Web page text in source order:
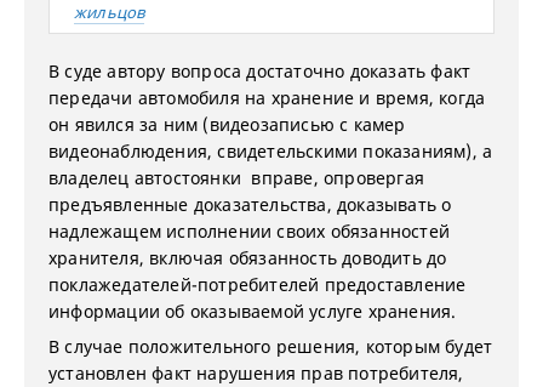
жильцов
В суде автору вопроса достаточно доказать факт
передачи автомобиля на хранение и время, когда
он явился за ним (видеозаписью с камер
видеонаблюдения, свидетельскими показаниям), а
владелец автостоянки вправе, опровергая
предъявленные доказательства, доказывать о
надлежащем исполнении своих обязанностей
хранителя, включая обязанность доводить до
поклажедателей-потребителей предоставление
информации об оказываемой услуге хранения.
В случае положительного решения, которым будет
установлен факт нарушения прав потребителя,